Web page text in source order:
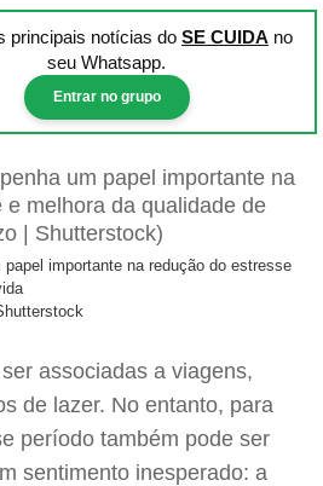
principais notícias do SE CUIDA no
seu Whatsapp.
Entrar no grupo
papel importante na redução do estresse
associadas a viagens,
de lazer. No entanto, para
período também pode ser
sentimento inesperado: a